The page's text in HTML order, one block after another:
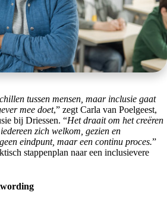
tussen mensen, maar inclusie gaat
mee doet,” zegt Carla van Poelgeest,
bij Driessen. “Het draait om het creëren
zich welkom, gezien en
eindpunt, maar een continu proces.”
stappenplan naar een inclusievere